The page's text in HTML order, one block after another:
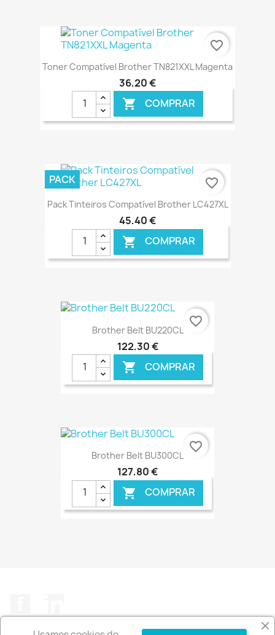
€ ONLINE
Toner Compatível Brother TN821XXL Magenta
36,20 €
 COMPRAR
favorite_border
Pack Tinteiros Compatível Brother LC427XL
45,40 €
 COMPRAR
PACK favorite_border
Brother Belt BU220CL
122,30 €
 COMPRAR
€ ONLINE
favorite_border
Brother Belt BU300CL
127,80 €
 COMPRAR
favorite_border